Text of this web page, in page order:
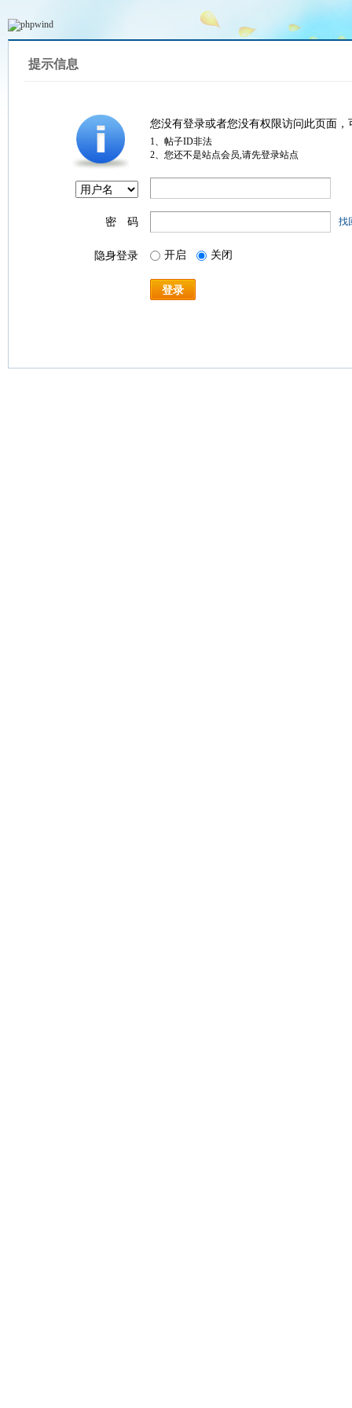
提示信息
您没有登录或者您没有权限访问此页面
1、帖子ID非法
2、您还不是站点会员,请先登录站点
密 码 找
隐身登录 开启 关闭
登录